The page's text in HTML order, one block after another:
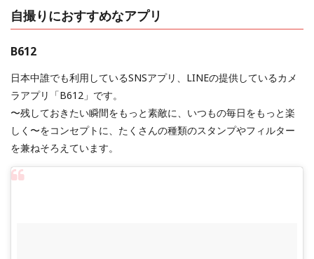
自撮りにおすすめなアプリ
B612
日本中誰でも利用しているSNSアプリ、LINEの提供しているカメ
ラアプリ「B612」です。
〜残しておきたい瞬間をもっと素敵に、いつもの毎日をもっと楽
しく〜をコンセプトに、たくさんの種類のスタンプやフィルター
を兼ねそろえています。